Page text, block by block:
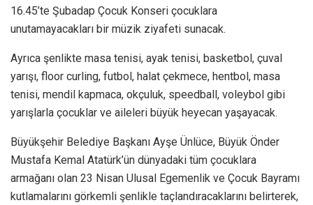
16.45’te Şubadap Çocuk Konseri çocuklara
unutamayacakları bir müzik ziyafeti sunacak.
Ayrıca şenlikte masa tenisi, ayak tenisi, basketbol, çuval
yarışı, floor curling, futbol, halat çekmece, hentbol, masa
tenisi, mendil kapmaca, okçuluk, speedball, voleybol gibi
yarışlarla çocuklar ve aileleri büyük heyecan yaşayacak.
Büyükşehir Belediye Başkanı Ayşe Ünlüce, Büyük Önder
Mustafa Kemal Atatürk’ün dünyadaki tüm çocuklara
armağanı olan 23 Nisan Ulusal Egemenlik ve Çocuk Bayramı
kutlamalarını görkemli şenlikle taçlandıracaklarını belirterek,